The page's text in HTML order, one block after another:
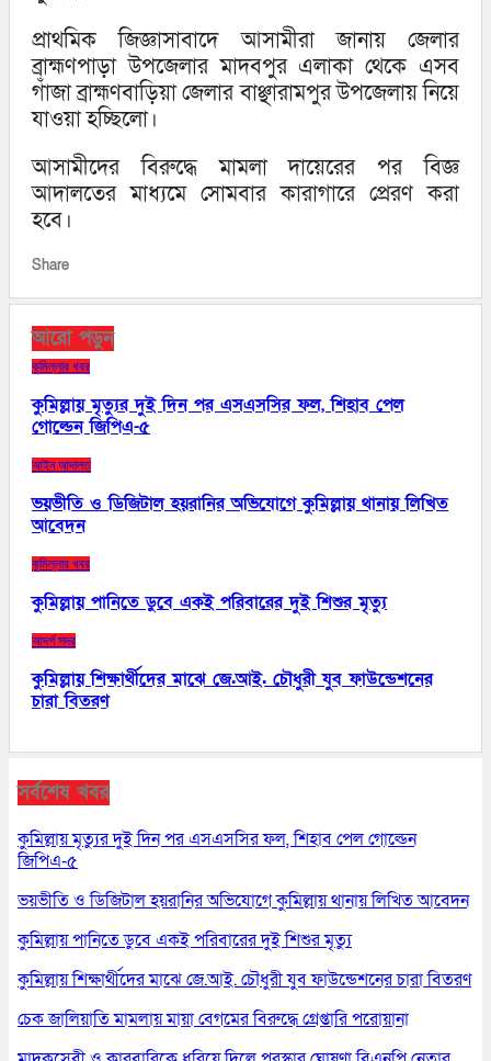
প্রাথমিক জিজ্ঞাসাবাদে আসামীরা জানায় জেলার
ব্রাহ্মণপাড়া উপজেলার মাদবপুর এলাকা থেকে এসব
গাঁজা ব্রাহ্মণবাড়িয়া জেলার বাঞ্ছারামপুর উপজেলায় নিয়ে
যাওয়া হচ্ছিলো।
আসামীদের বিরুদ্ধে মামলা দায়েরের পর বিজ্ঞ
আদালতের মাধ্যমে সোমবার কারাগারে প্রেরণ করা
হবে।
Share
আরো পড়ুন
কুমিল্লার খবর
কুমিল্লায় মৃত্যুর দুই দিন পর এসএসসির ফল, শিহাব পেল
গোল্ডেন জিপিএ-৫
আইন আদালত
ভয়ভীতি ও ডিজিটাল হয়রানির অভিযোগে কুমিল্লায় থানায় লিখিত
আবেদন
কুমিল্লার খবর
কুমিল্লায় পানিতে ডুবে একই পরিবারের দুই শিশুর মৃত্যু
আদর্শ সদর
কুমিল্লায় শিক্ষার্থীদের মাঝে জে.আই. চৌধুরী যুব ফাউন্ডেশনের
চারা বিতরণ
সর্বশেষ খবর
কুমিল্লায় মৃত্যুর দুই দিন পর এসএসসির ফল, শিহাব পেল গোল্ডেন
জিপিএ-৫
ভয়ভীতি ও ডিজিটাল হয়রানির অভিযোগে কুমিল্লায় থানায় লিখিত আবেদন
কুমিল্লায় পানিতে ডুবে একই পরিবারের দুই শিশুর মৃত্যু
কুমিল্লায় শিক্ষার্থীদের মাঝে জে.আই. চৌধুরী যুব ফাউন্ডেশনের চারা বিতরণ
চেক জালিয়াতি মামলায় মায়া বেগমের বিরুদ্ধে গ্রেপ্তারি পরোয়ানা